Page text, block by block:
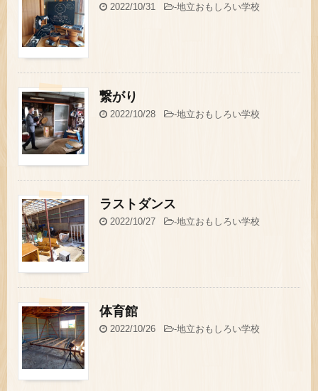
2022/10/31 -地立おもしろい学校
繋がり
2022/10/28 -地立おもしろい学校
ラストダンス
2022/10/27 -地立おもしろい学校
体育館
2022/10/26 -地立おもしろい学校